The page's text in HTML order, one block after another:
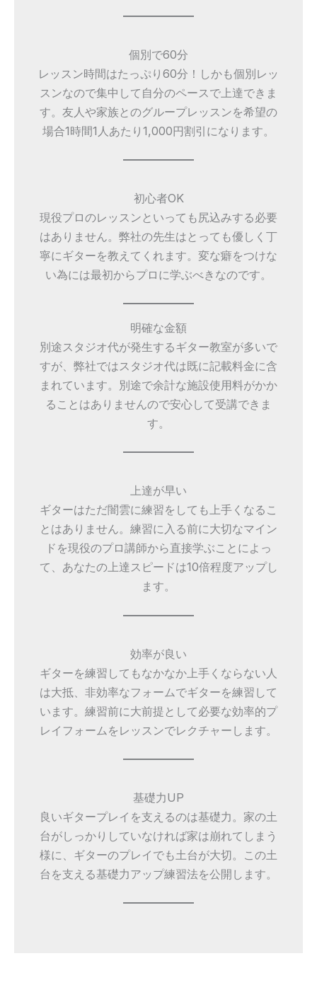
個別で60分
レッスン時間はたっぷり60分！しかも個別レッ
スンなので集中して自分のペースで上達できま
す。友人や家族とのグループレッスンを希望の
場合1時間1人あたり1,000円割引になります。
初心者OK
現役プロのレッスンといっても尻込みする必要
はありません。弊社の先生はとっても優しく丁
寧にギターを教えてくれます。変な癖をつけな
い為には最初からプロに学ぶべきなのです。
明確な金額
別途スタジオ代が発生するギター教室が多いで
すが、弊社ではスタジオ代は既に記載料金に含
まれています。別途で余計な施設使用料がかか
ることはありませんので安心して受講できま
す。
上達が早い
ギターはただ闇雲に練習をしても上手くなるこ
とはありません。練習に入る前に大切なマイン
ドを現役のプロ講師から直接学ぶことによっ
て、あなたの上達スピードは10倍程度アップし
ます。
効率が良い
ギターを練習してもなかなか上手くならない人
は大抵、非効率なフォームでギターを練習して
います。練習前に大前提として必要な効率的プ
レイフォームをレッスンでレクチャーします。
基礎力UP
良いギタープレイを支えるのは基礎力。家の土
台がしっかりしていなければ家は崩れてしまう
様に、ギターのプレイでも土台が大切。この土
台を支える基礎力アップ練習法を公開します。